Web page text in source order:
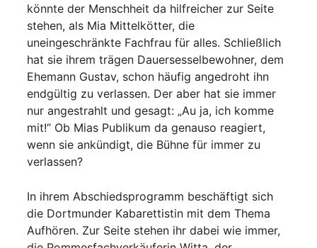
könnte der Menschheit da hilfreicher zur Seite
stehen, als Mia Mittelkötter, die
uneingeschränkte Fachfrau für alles. Schließlich
hat sie ihrem trägen Dauersesselbewohner, dem
Ehemann Gustav, schon häufig angedroht ihn
endgültig zu verlassen. Der aber hat sie immer
nur angestrahlt und gesagt: „Au ja, ich komme
mit!“ Ob Mias Publikum da genauso reagiert,
wenn sie ankündigt, die Bühne für immer zu
verlassen?
In ihrem Abschiedsprogramm beschäftigt sich
die Dortmunder Kabarettistin mit dem Thema
Aufhören. Zur Seite stehen ihr dabei wie immer,